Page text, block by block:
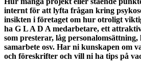
internt för att lyfta frågan kring
insikten i företaget om hur otroligt
ha G L A D A medarbetare, ett
som presterar, låg
samarbete osv. Har ni kunskapen om
och föreskrifter och vill ni ha tips på